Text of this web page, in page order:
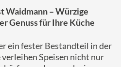
Waidmann – Würzige
Genuss für Ihre Küche
ein fester Bestandteil in der
Speisen nicht nur